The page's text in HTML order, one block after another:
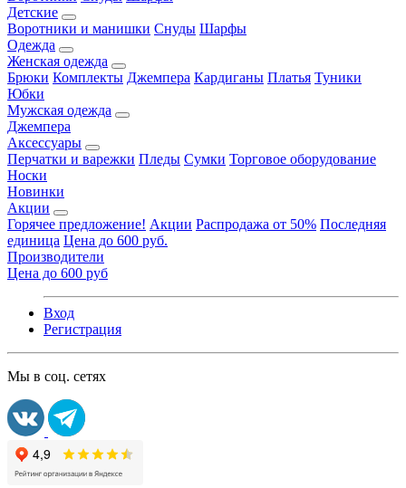
Детские
Воротники и манишки Снуды Шарфы
Одежда
Женская одежда
Брюки Комплекты Джемпера Кардиганы Платья Туники
Юбки
Мужская одежда
Джемпера
Аксессуары
Перчатки и варежки Пледы Сумки Торговое оборудование
Носки
Новинки
Акции
Горячее предложение! Акции Распродажа от 50% Последняя
единица Цена до 600 руб.
Производители
Цена до 600 руб
Вход
Регистрация
Мы в соц. сетях